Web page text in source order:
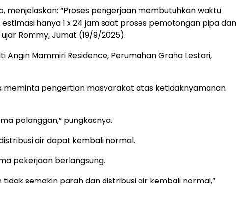
menjelaskan: “Proses pengerjaan membutuhkan waktu
hanya 1 x 24 jam saat proses pemotongan pipa dan
Rommy, Jumat (19/9/2025).
Mammiri Residence, Perumahan Graha Lestari,
meminta pengertian masyarakat atas ketidaknyamanan
pelanggan,” pungkasnya.
air dapat kembali normal.
pekerjaan berlangsung.
semakin parah dan distribusi air kembali normal,”